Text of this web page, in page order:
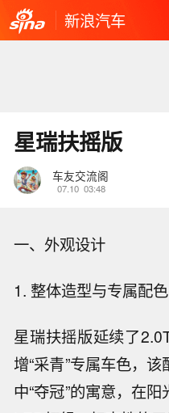
新浪汽车
星瑞扶摇版
车友交流阁
07.10 03:48
一、外观设计
1. 整体造型与专属配色
星瑞扶摇版延续了
增“采青”专属车色，
中“夺冠”的寓意，在